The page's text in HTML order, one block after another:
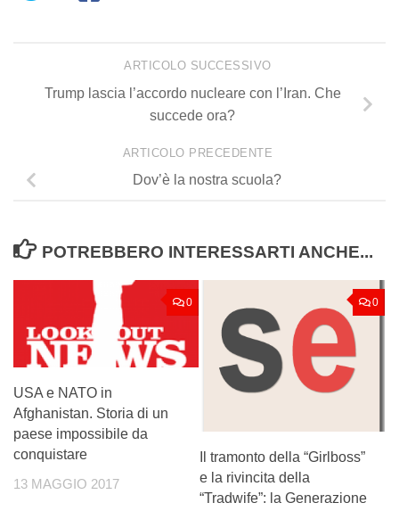
ARTICOLO SUCCESSIVO
Trump lascia l’accordo nucleare con l’Iran. Che
succede ora?
ARTICOLO PRECEDENTE
Dov’è la nostra scuola?
POTREBBERO INTERESSARTI ANCHE...
0
USA e NATO in
Afghanistan. Storia di un
paese impossibile da
conquistare
13 MAGGIO 2017
0
Il tramonto della “Girlboss”
e la rivincita della
“Tradwife”: la Generazione